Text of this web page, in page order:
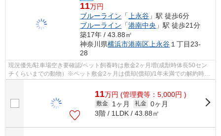
11万円
ブルーライン 「 上永谷 」駅 徒歩6分
ブルーライン 「港南中央 」駅 徒歩21分
築17年 / 43.88㎡
神奈川県横浜市港南区 上永谷 １丁目23-
28
現況優先/駐車場空き要確認/ペット飼養時は敷金2ヶ月増(成獣時体長50セン
チくらいまでの動物）※ペット敷金2ヶ月は償却(償却)/1年未満での解約時は
11万円 (管理費等：5,000円 )
敷金 1ヶ月 礼金 0ヶ月
3階 / 1LDK / 43.88㎡